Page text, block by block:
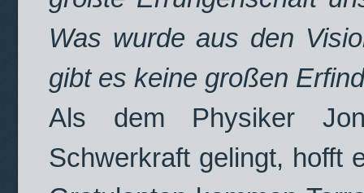
Was wurde aus den
gibt es keine großen
Als dem Physiker
Schwerkraft gelingt, hofft